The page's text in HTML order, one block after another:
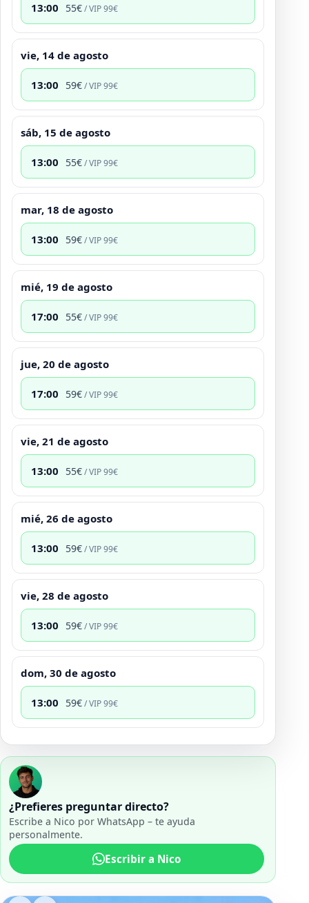
13:00 55€/ VIP99€
vie, 14 de agosto
13:00 59€/ VIP99€
sáb, 15 de agosto
13:00 55€/ VIP99€
mar, 18 de agosto
13:00 59€/ VIP99€
mié, 19 de agosto
17:00 55€/ VIP99€
jue, 20 de agosto
17:00 59€/ VIP99€
vie, 21 de agosto
13:00 55€/ VIP99€
mié, 26 de agosto
13:00 59€/ VIP99€
vie, 28 de agosto
13:00 59€/ VIP99€
dom, 30 de agosto
13:00 59€/ VIP99€
¿Prefieres preguntar directo?
Escribe a Nico por WhatsApp – te ayuda
personalmente.
Escribir a Nico